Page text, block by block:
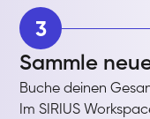
3
Sammle
Buche deinen
Im SIRIUS